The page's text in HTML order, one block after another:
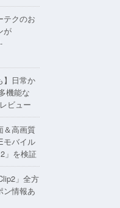
テクのお
が
】日常か
機能な
ビュー
＆高画質
モバイル
」を検証
」全方
ン情報あ